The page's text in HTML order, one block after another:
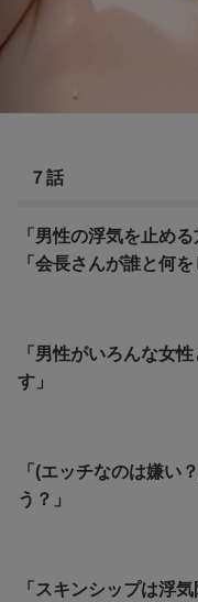
７話
「男性の浮気を止め
「会長さんが誰と何
「男性がいろんな女
す」
「(エッチなのは嫌い
う？」
「スキンシップは浮